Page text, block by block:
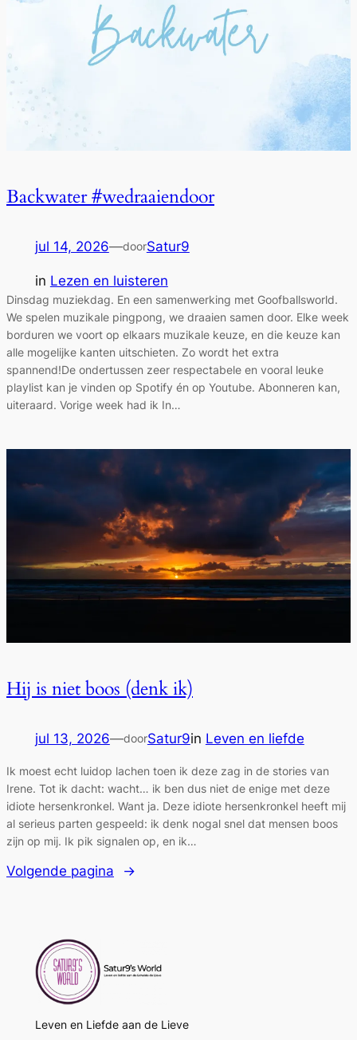
Backwater #wedraaiendoor
jul 14, 2026—doorSatur9
in Lezen en luisteren
Dinsdag muziekdag. En een samenwerking met Goofballsworld.
We spelen muzikale pingpong, we draaien samen door. Elke week
borduren we voort op elkaars muzikale keuze, en die keuze kan
alle mogelijke kanten uitschieten. Zo wordt het extra
spannend!De ondertussen zeer respectabele en vooral leuke
playlist kan je vinden op Spotify én op Youtube. Abonneren kan,
uiteraard. Vorige week had ik In…
Hij is niet boos (denk ik)
jul 13, 2026—doorSatur9in Leven en liefde
Ik moest echt luidop lachen toen ik deze zag in de stories van
Irene. Tot ik dacht: wacht… ik ben dus niet de enige met deze
idiote hersenkronkel. Want ja. Deze idiote hersenkronkel heeft mij
al serieus parten gespeeld: ik denk nogal snel dat mensen boos
zijn op mij. Ik pik signalen op, en ik…
Volgende pagina →
Leven en Liefde aan de Lieve